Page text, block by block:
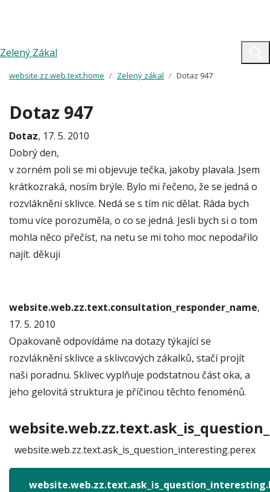
Zelený Zákal
website.zz.web.text.home Zelený zákal Dotaz 947
Dotaz 947
Dotaz, 17. 5. 2010
Dobrý den,
v zorném poli se mi objevuje tečka, jakoby plavala. Jsem
krátkozraká, nosím brýle. Bylo mi řečeno, že se jedná o
rozvláknění sklivce. Nedá se s tím nic dělat. Ráda bych
tomu více porozuměla, o co se jedná. Jesli bych si o tom
mohla něco přečíst, na netu se mi toho moc nepodařilo
najít. děkuji
website.web.zz.text.consultation_responder_name,
17. 5. 2010
Opakovaně odpovídáme na dotazy týkající se
rozvláknění sklivce a sklivcových zákalků, stačí projít
naši poradnu. Sklivec vyplňuje podstatnou část oka, a
jeho gelovitá struktura je příčinou těchto fenoménů.
website.web.zz.text.ask_is_question_interesting.perex